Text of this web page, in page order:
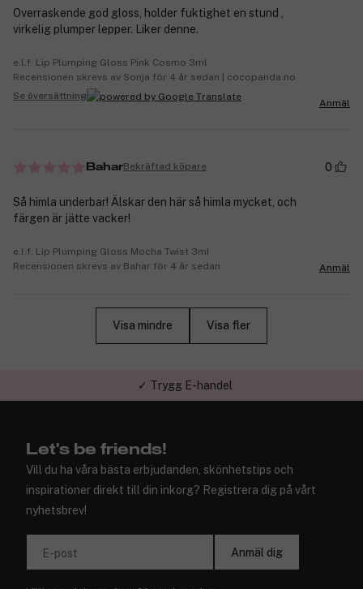
Overraskende god gloss, holder fuktighet en stund ,
virkelig plumper lepper. Liker denne.
e.l.f. Lip Plumping Gloss Pink Cosmo 3ml
Recensionen skrevs av Sonja för 4 år sedan | cocopanda.no
Se översättning
Anmäl
BaharBekräftad köpare 0
Så himla underbar! Älskar den här så himla mycket, och
färgen är jätte vacker!
e.l.f. Lip Plumping Gloss Mocha Twist 3ml
Recensionen skrevs av Bahar för 4 år sedan
Anmäl
Visa mindre Visa fler
✓ Trygg E-handel
Let's be friends!
Vill du ha våra bästa erbjudanden, skönhetstips och
inspirationer direkt till din inkorg? Registrera dig på vårt
nyhetsbrev!
E-post Anmäl dig